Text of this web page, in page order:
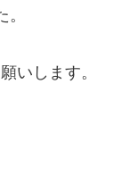
いします。